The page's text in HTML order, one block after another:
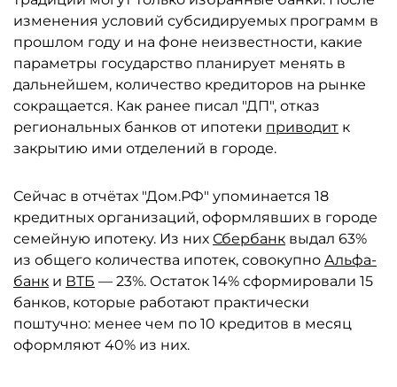
изменения условий субсидируемых программ в
прошлом году и на фоне неизвестности, какие
параметры государство планирует менять в
дальнейшем, количество кредиторов на рынке
сокращается. Как ранее писал "ДП", отказ
региональных банков от ипотеки приводит к
закрытию ими отделений в городе.
Сейчас в отчётах "Дом.РФ" упоминается 18
кредитных организаций, оформлявших в городе
семейную ипотеку. Из них Сбербанк выдал 63%
из общего количества ипотек, совокупно Альфа-
банк и ВТБ — 23%. Остаток 14% сформировали 15
банков, которые работают практически
поштучно: менее чем по 10 кредитов в месяц
оформляют 40% из них.